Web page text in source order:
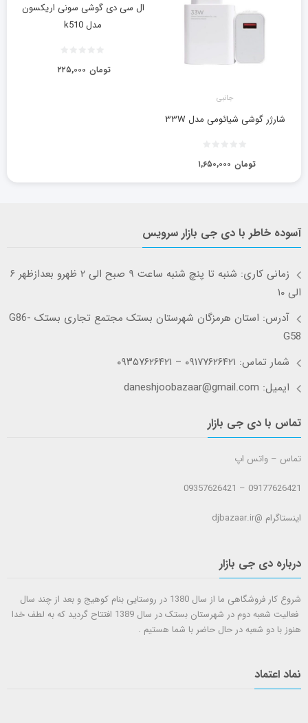
جانبی
شارژر گوشی شیائومی مدل ۳۳W
۱,۶۵۰,۰۰۰ تومان
ال سی دی گوشی سونی اریکسون
مدل k510
۲۲۵,۰۰۰ تومان
آسوده خاطر با دی جی بازار سرویس
زمانی کاری: شنبه تا پنچ شنبه ساعت ۹ صبح الی ۲ ظهرو بعدازظهر ۶
الی ۱۰
آدرس: استان هرمزگان شهرستان بستک مجتمع تجاری بستک G86-
G58
شمار تماس: ۰۹۱۷۷۶۲۶۴۲۱ – ۰۹۳۵۷۶۲۶۴۲۱
ایمیل: daneshjoobazaar@gmail.com
تماس با دی جی بازار
تماس – واتس اپ
09177626421 – 09357626421
اینستاگرام @djbazaar.ir
درباره دی جی بازار
شروع کار فروشگاهی ما از سال 1380 در روستایی بنام کوهیج و بعد از چند سال
فعالیت شعبه دوم در شهرستان بستک در سال 1389 افتتاح گردید که به لطف خدا
هنوز با دو شعبه در حال حاضر با شما هستيم .
نماد اعتماد